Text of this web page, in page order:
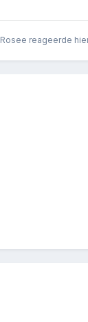
Rosee reageerde